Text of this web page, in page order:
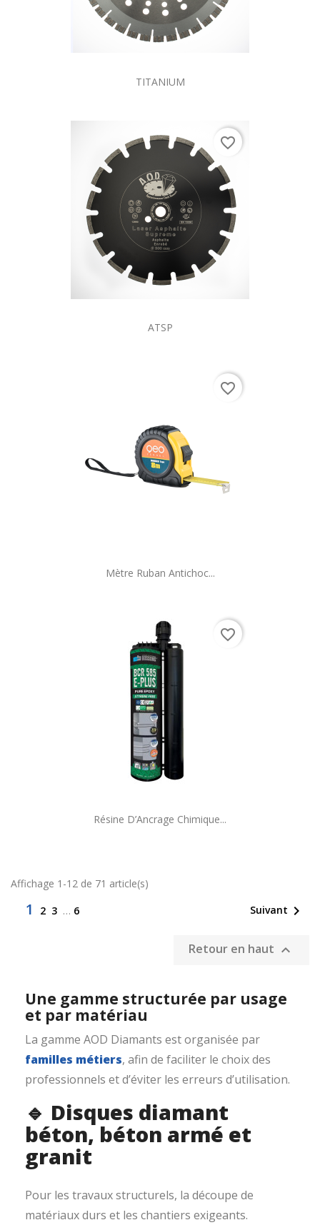
TITANIUM
ATSP
favorite_border
Mètre Ruban Antichoc...
favorite_border
Résine D’Ancrage Chimique...
favorite_border
Affichage 1-12 de 71 article(s)
1 2 3 … 6 Suivant 
Retour en haut 
Une gamme structurée par usage
et par matériau
La gamme AOD Diamants est organisée par
familles métiers, afin de faciliter le choix des
professionnels et d’éviter les erreurs d’utilisation.
🔹 Disques diamant
béton, béton armé et
granit
Pour les travaux structurels, la découpe de
matériaux durs et les chantiers exigeants.